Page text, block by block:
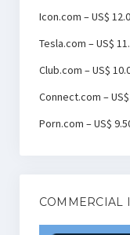
Icon.com – US$
Tesla.com – US$
Club.com – US$
Connect.com –
Porn.com – US$
COMMERCIAL